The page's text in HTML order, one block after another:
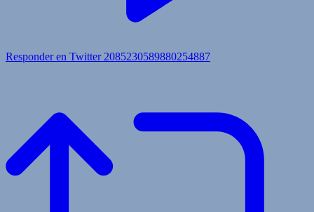
Responder en Twitter 2085230589880254887